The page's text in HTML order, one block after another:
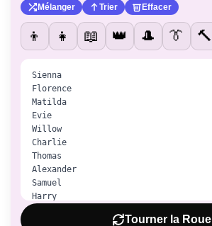
Mélanger Trier Effacer
👦 👧 📖 👑 🎩 👔 🔨
Tourner la Roue